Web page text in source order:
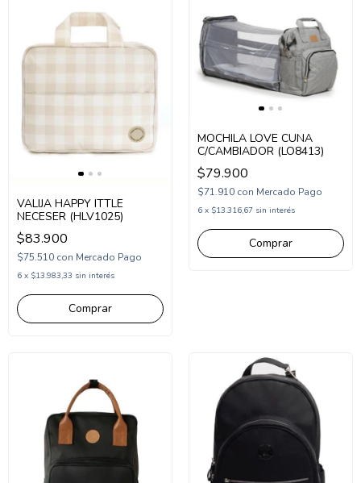
VALIJA HAPPY ITTLE
NECESER (HLV1025)
$83.900
$75.510 con Mercado Pago
6 x $13.983,33 sin interés
Comprar
MOCHILA LOVE CUNA
C/CAMBIADOR (LO8413)
$79.900
$71.910 con Mercado Pago
6 x $13.316,67 sin interés